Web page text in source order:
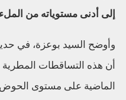
إلى أدنى مستوياته من الملء
وأوضح السيد بوعزة، في
أن هذه التساقطات المطرية
الماضية على مستوى الحوض